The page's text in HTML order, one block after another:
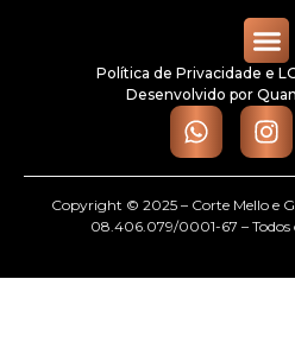
Política de Privacidade e
Desenvolvido por
Copyright © 2025 – Corte Mello e
08.406.079/0001-67 – Todos